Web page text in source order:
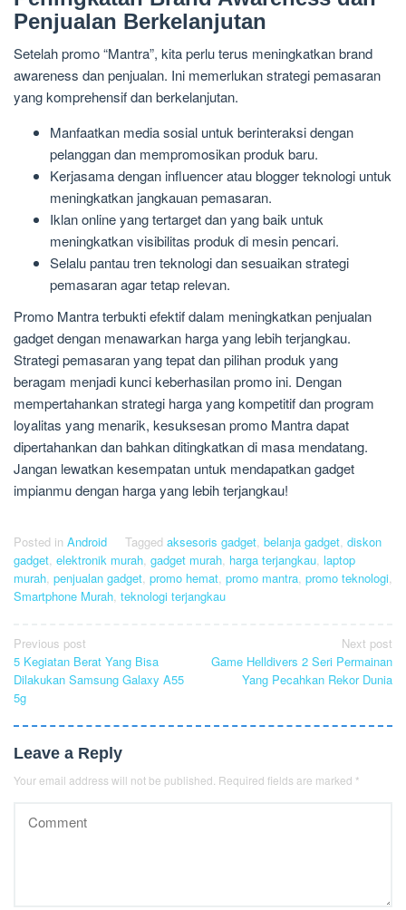
Penjualan Berkelanjutan
Setelah promo “Mantra”, kita perlu terus meningkatkan brand
awareness dan penjualan. Ini memerlukan strategi pemasaran
yang komprehensif dan berkelanjutan.
Manfaatkan media sosial untuk berinteraksi dengan
pelanggan dan mempromosikan produk baru.
Kerjasama dengan influencer atau blogger teknologi untuk
meningkatkan jangkauan pemasaran.
Iklan online yang tertarget dan yang baik untuk
meningkatkan visibilitas produk di mesin pencari.
Selalu pantau tren teknologi dan sesuaikan strategi
pemasaran agar tetap relevan.
Promo Mantra terbukti efektif dalam meningkatkan penjualan
gadget dengan menawarkan harga yang lebih terjangkau.
Strategi pemasaran yang tepat dan pilihan produk yang
beragam menjadi kunci keberhasilan promo ini. Dengan
mempertahankan strategi harga yang kompetitif dan program
loyalitas yang menarik, kesuksesan promo Mantra dapat
dipertahankan dan bahkan ditingkatkan di masa mendatang.
Jangan lewatkan kesempatan untuk mendapatkan gadget
impianmu dengan harga yang lebih terjangkau!
Posted in Android Tagged aksesoris gadget, belanja gadget, diskon
gadget, elektronik murah, gadget murah, harga terjangkau, laptop
murah, penjualan gadget, promo hemat, promo mantra, promo teknologi,
Smartphone Murah, teknologi terjangkau
Post
navigation
Previous post
5 Kegiatan Berat Yang Bisa
Dilakukan Samsung Galaxy A55
5g
Next post
Game Helldivers 2 Seri Permainan
Yang Pecahkan Rekor Dunia
Leave a Reply
Your email address will not be published. Required fields are marked *